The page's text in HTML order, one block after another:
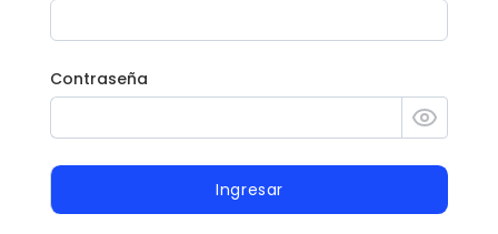
Contraseña
Ingresar